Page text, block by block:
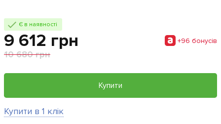
Є в наявності
9 612 грн +96 бонусiв
10 680 грн
Купити
Купити в 1 клік